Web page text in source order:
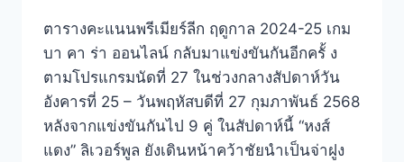
ตารางคะแนนพรีเมียร์ลีก ฤดูกาล 2024-25 เกม
บา คา ร่า ออนไลน์ กลับมาแข่งขันกันอีกครั้ ง
ตามโปรแกรมนัดที่ 27 ในช่วงกลางสัปดาห์วัน
อังคารที่ 25 – วันพฤหัสบดีที่ 27 กุมภาพันธ์ 2568
หลังจากแข่งขันกันไป 9 คู่ ในสัปดาห์นี้ “หงส์
แดง” ลิเวอร์พูล ยังเดินหน้าคว้าชัยนำเป็นจ่าฝูง